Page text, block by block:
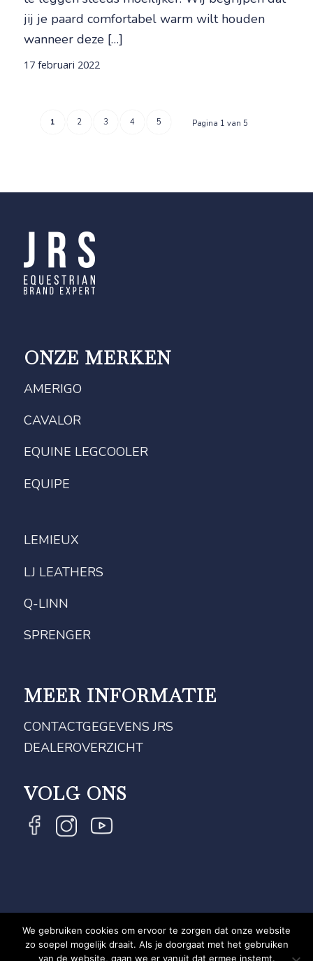
jij je paard comfortabel warm wilt houden
wanneer deze […]
17 februari 2022
Pagina 1 van 5
1 2 3 4 5
ONZE MERKEN
AMERIGO
CAVALOR
EQUINE LEGCOOLER
EQUIPE
LEMIEUX
LJ LEATHERS
Q-LINN
SPRENGER
MEER INFORMATIE
CONTACTGEGEVENS JRS
DEALEROVERZICHT
VOLG ONS
COPYRIGHT JRS - EQUESTRIAN BRAND EXPERT -
We gebruiken cookies om ervoor te zorgen dat onze website
zo soepel mogelijk draait. Als je doorgaat met het gebruiken
van de website, gaan we er vanuit dat ermee instemt.